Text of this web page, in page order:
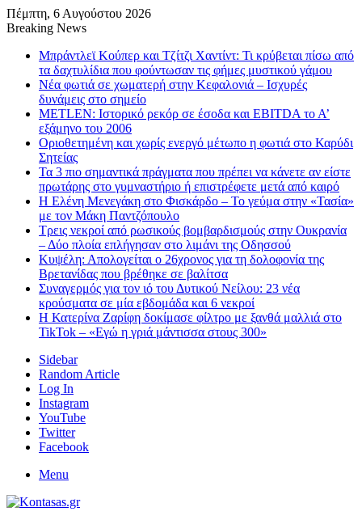
Πέμπτη, 6 Αυγούστου 2026
Breaking News
Μπράντλεϊ Κούπερ και Τζίτζι Χαντίντ: Τι κρύβεται πίσω από
τα δαχτυλίδια που φούντωσαν τις φήμες μυστικού γάμου
Νέα φωτιά σε χωματερή στην Κεφαλονιά – Ισχυρές
δυνάμεις στο σημείο
METLEN: Ιστορικό ρεκόρ σε έσοδα και EBITDA το Α’
εξάμηνο του 2006
Οριοθετημένη και χωρίς ενεργό μέτωπο η φωτιά στο Καρύδι
Σητείας
Τα 3 πιο σημαντικά πράγματα που πρέπει να κάνετε αν είστε
πρωτάρης στο γυμναστήριο ή επιστρέφετε μετά από καιρό
Η Ελένη Μενεγάκη στο Φισκάρδο – Το γεύμα στην «Τασία»
με τον Μάκη Παντζόπουλο
Τρεις νεκροί από ρωσικούς βομβαρδισμούς στην Ουκρανία
– Δύο πλοία επλήγησαν στο λιμάνι της Οδησσού
Κυψέλη: Απολογείται ο 26χρονος για τη δολοφονία της
Βρετανίδας που βρέθηκε σε βαλίτσα
Συναγερμός για τον ιό του Δυτικού Νείλου: 23 νέα
κρούσματα σε μία εβδομάδα και 6 νεκροί
Η Κατερίνα Ζαρίφη δοκίμασε φίλτρο με ξανθά μαλλιά στο
TikTok – «Εγώ η γριά μάντισσα στους 300»
Sidebar
Random Article
Log In
Instagram
YouTube
Twitter
Facebook
Menu